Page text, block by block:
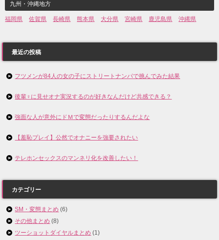
九州・沖縄地方
福岡県 佐賀県 長崎県 熊本県 大分県 宮崎県 鹿児島県 沖縄県
最近の投稿
フツメンが84人の女の子にストリートナンパで挑んでみた結果
後輩♀に見せオナ実況するのが好きなんだけど共感できる？
強面な人が意外にドＭで変態だったりするんだよな
【羞恥プレイ】公然でオナニーを強要されたい
テレホンセックスのマンネリ化を改善したい！
カテゴリー
SM・変態まとめ (6)
その他まとめ (8)
ツーショットダイヤルまとめ (1)